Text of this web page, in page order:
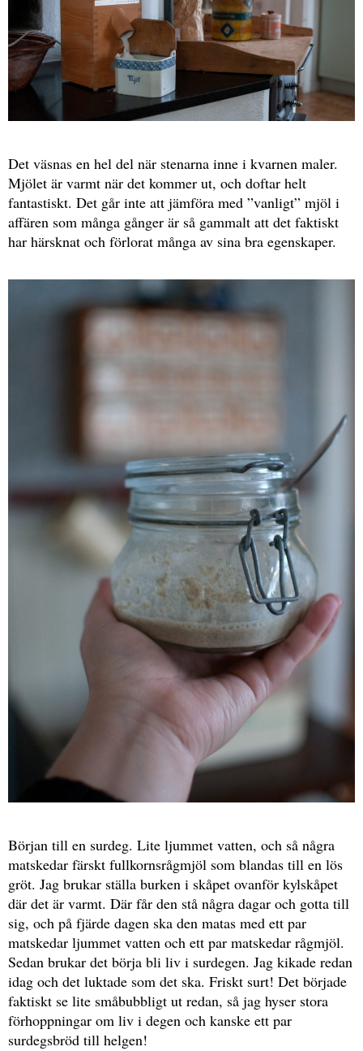
Det väsnas en hel del när stenarna inne i kvarnen maler.
Mjölet är varmt när det kommer ut, och doftar helt
fantastiskt. Det går inte att jämföra med ”vanligt” mjöl i
affären som många gånger är så gammalt att det faktiskt
har härsknat och förlorat många av sina bra egenskaper.
Början till en surdeg. Lite ljummet vatten, och så några
matskedar färskt fullkornsrågmjöl som blandas till en lös
gröt. Jag brukar ställa burken i skåpet ovanför kylskåpet
där det är varmt. Där får den stå några dagar och gotta till
sig, och på fjärde dagen ska den matas med ett par
matskedar ljummet vatten och ett par matskedar rågmjöl.
Sedan brukar det börja bli liv i surdegen. Jag kikade redan
idag och det luktade som det ska. Friskt surt! Det började
faktiskt se lite småbubbligt ut redan, så jag hyser stora
förhoppningar om liv i degen och kanske ett par
surdegsbröd till helgen!